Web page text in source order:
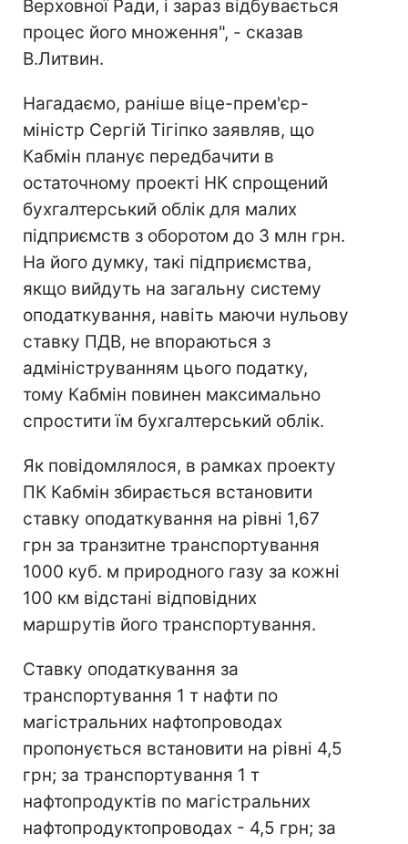
Верховної Ради, і зараз відбувається
процес його множення", - сказав
В.Литвин.
Нагадаємо, раніше віце-прем'єр-
міністр Сергій Тігіпко заявляв, що
Кабмін планує передбачити в
остаточному проекті НК спрощений
бухгалтерський облік для малих
підприємств з оборотом до 3 млн грн.
На його думку, такі підприємства,
якщо вийдуть на загальну систему
оподаткування, навіть маючи нульову
ставку ПДВ, не впораються з
адмініструванням цього податку,
тому Кабмін повинен максимально
спростити їм бухгалтерський облік.
Як повідомлялося, в рамках проекту
ПК Кабмін збирається встановити
ставку оподаткування на рівні 1,67
грн за транзитне транспортування
1000 куб. м природного газу за кожні
100 км відстані відповідних
маршрутів його транспортування.
Ставку оподаткування за
транспортування 1 т нафти по
магістральних нафтопроводах
пропонується встановити на рівні 4,5
грн; за транспортування 1 т
нафтопродуктів по магістральних
нафтопродуктопроводах - 4,5 грн; за